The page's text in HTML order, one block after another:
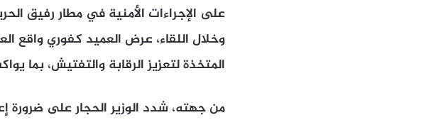
على الإجراءات الأمنية في مطار رفيق
وخلال اللقاء، عرض العميد كفوري واقع
المتخذة لتعزيز الرقابة والتفتيش، بما
من جهته، شدد الوزير الحجار على ضرورة